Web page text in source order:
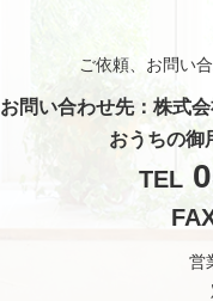
ご依頼、お問い
お問い合わせ先：株式
おうちの
TEL
営